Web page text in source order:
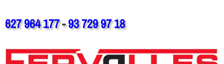
627 964 177-93 729 97 18